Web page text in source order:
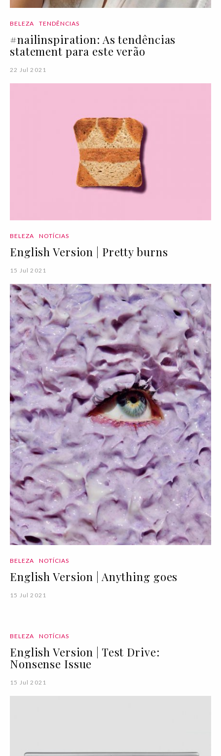
BELEZA TENDÊNCIAS
#nailinspiration: As tendências
statement para este verão
22 Jul 2021
BELEZA NOTÍCIAS
English Version | Pretty burns
15 Jul 2021
BELEZA NOTÍCIAS
English Version | Anything goes
15 Jul 2021
BELEZA NOTÍCIAS
English Version | Test Drive:
Nonsense Issue
15 Jul 2021